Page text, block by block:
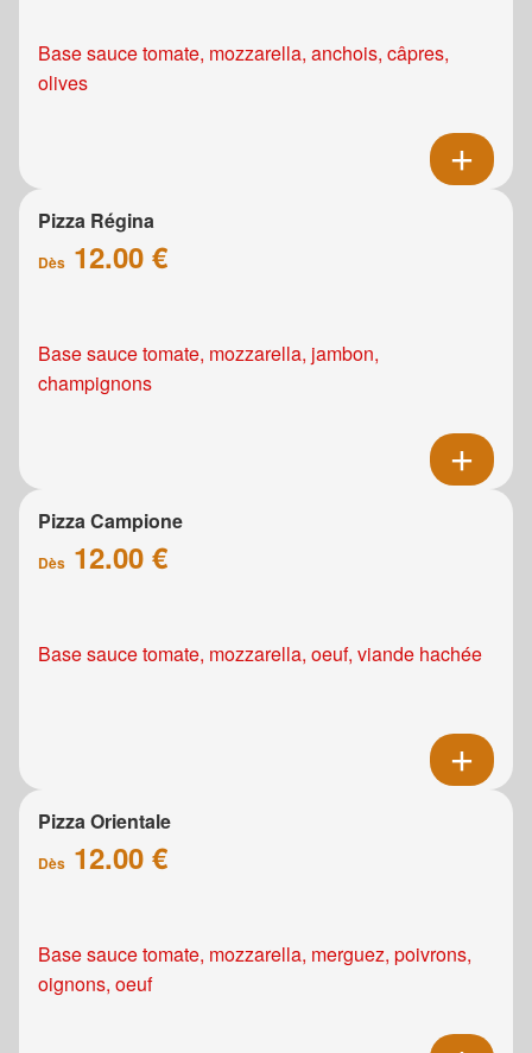
Base sauce tomate, mozzarella, anchois, câpres,
olives
Pizza Régina
Dès 12.00 €
Base sauce tomate, mozzarella, jambon,
champignons
Pizza Campione
Dès 12.00 €
Base sauce tomate, mozzarella, oeuf, viande hachée
Pizza Orientale
Dès 12.00 €
Base sauce tomate, mozzarella, merguez, poivrons,
oignons, oeuf